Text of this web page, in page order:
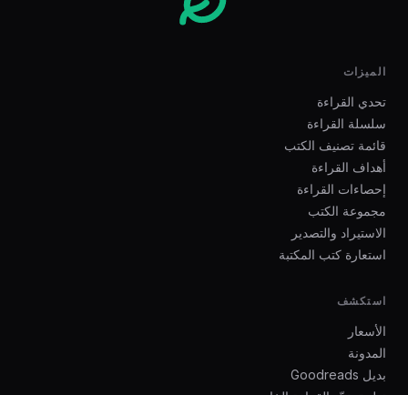
الميزات
تحدي القراءة
سلسلة القراءة
قائمة تصنيف الكتب
أهداف القراءة
إحصاءات القراءة
مجموعة الكتب
الاستيراد والتصدير
استعارة كتب المكتبة
استكشف
الأسعار
المدونة
بديل Goodreads